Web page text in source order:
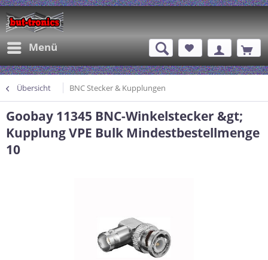
Menü
Übersicht BNC Stecker & Kupplungen
Goobay 11345 BNC-Winkelstecker &gt;
Kupplung VPE Bulk Mindestbestellmenge
10